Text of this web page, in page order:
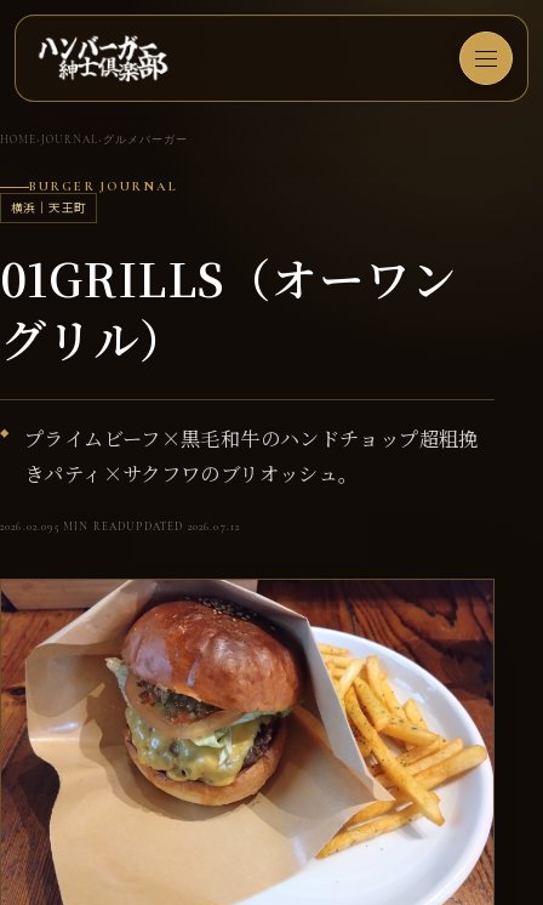
本文へ移動
メニュー
HOME› JOURNAL› グルメバーガー
BURGER JOURNAL
横浜｜天王町
01GRILLS（オーワン
グリル）
プライムビーフ×黒毛和牛のハンドチョップ超粗挽
きパティ×サクフワのブリオッシュ。
2026.02.095 MIN READUPDATED 2026.07.12
HGC
01GRILLS（オーワングリル）